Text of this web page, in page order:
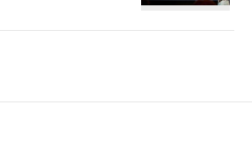
지 않다는 이야기!
이 되는 것인